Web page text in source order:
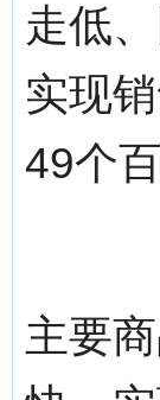
走低
实现
49个
主要